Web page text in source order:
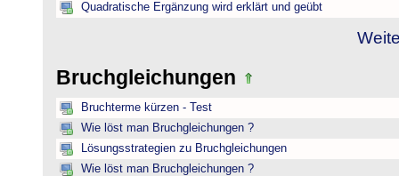
Quadratische Ergänzung wird erklärt und geübt
Bruchgleichungen
Bruchterme kürzen - Test
Wie löst man Bruchgleichungen ?
Lösungsstrategien zu Bruchgleichungen
Wie löst man Bruchgleichungen ?